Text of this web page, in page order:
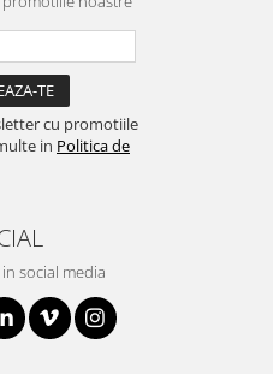
cu promotiile
in Politica de
social media